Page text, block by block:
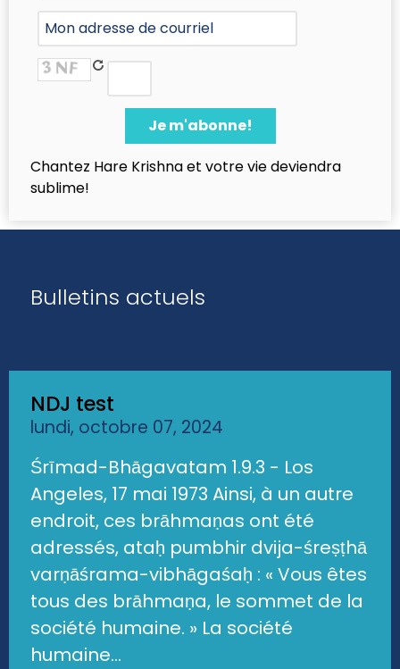
Chantez Hare Krishna et votre vie deviendra
sublime!
Bulletins actuels
NDJ test
lundi, octobre 07, 2024
Śrīmad-Bhāgavatam 1.9.3 - Los
Angeles, 17 mai 1973 Ainsi, à un autre
endroit, ces brāhmaṇas ont été
adressés, ataḥ pumbhir dvija-śreṣṭhā
varṇāśrama-vibhāgaśaḥ : « Vous êtes
tous des brāhmaṇa, le sommet de la
société humaine. » La société
humaine...